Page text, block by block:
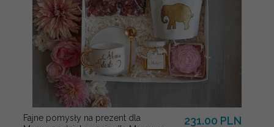
Fajne pomysły na prezent dla
231.00 PLN